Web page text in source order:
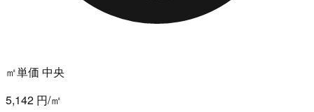
㎡単価 中央
5,142 円/㎡